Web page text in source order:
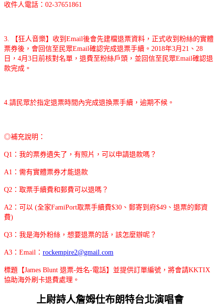
收件人電話：02-37651861
3. 【狂人音樂】收到Email後會先建檔退票資料，正式收到粉絲的實體
票券後，會回信至民眾Email確認完成退票手續。2018年3月21、28
日，4月3日前核對名單，退費至粉絲戶頭，並回信至民眾Email確認退
款完成。
4.請民眾於指定退票時間內完成退換票手續，逾期不候。
◎補充說明：
Q1：我的票券遺失了，有照片，可以申請退款嗎？
A1：需有實體票券才能退款
Q2：取票手續費和郵費可以退嗎？
A2：可以 (全家FamiPort取票手續費$30、郵寄到府$49、退票的郵資
費)
Q3：我是海外粉絲，想要退票的話，該怎麼辦呢？
A3：Email： rockempire2@gmail.com
標題【James Blunt 退票-姓名-電話】並提供訂單編號，將會請KKTIX
協助海外刷卡退費處理。
上尉詩人詹姆仕布朗特台北演唱會